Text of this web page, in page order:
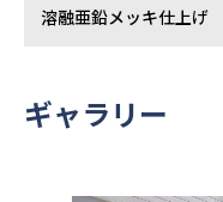
溶融亜鉛メッキ仕上げ
ギャラリー